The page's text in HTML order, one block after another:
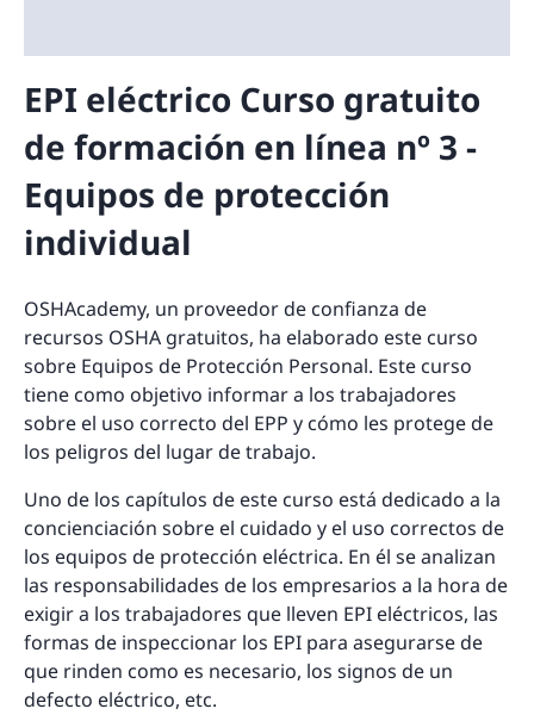
EPI eléctrico Curso gratuito
de formación en línea nº 3 -
Equipos de protección
individual
OSHAcademy, un proveedor de confianza de
recursos OSHA gratuitos, ha elaborado este curso
sobre Equipos de Protección Personal. Este curso
tiene como objetivo informar a los trabajadores
sobre el uso correcto del EPP y cómo les protege de
los peligros del lugar de trabajo.
Uno de los capítulos de este curso está dedicado a la
concienciación sobre el cuidado y el uso correctos de
los equipos de protección eléctrica. En él se analizan
las responsabilidades de los empresarios a la hora de
exigir a los trabajadores que lleven EPI eléctricos, las
formas de inspeccionar los EPI para asegurarse de
que rinden como es necesario, los signos de un
defecto eléctrico, etc.